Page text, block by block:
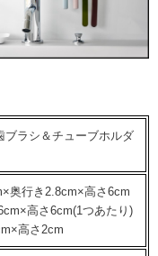
ブラシ＆チューブホルダ
奥行き2.8cm×高さ6cm
高さ6cm(1つあたり)
高さ2cm